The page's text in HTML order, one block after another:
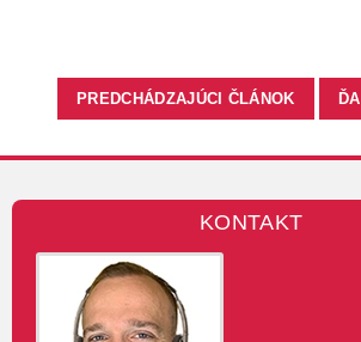
PREDCHÁDZAJÚCI ČLÁNOK
KONTAKT